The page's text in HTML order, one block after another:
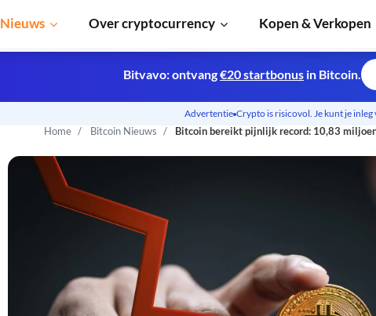
Nieuws Over cryptocurrency Kopen & Verkopen
Home Bitcoin Nieuws Bitcoin bereikt pijnlijk record: 10,83
Bitvavo: ontvang€20 startbonus in Bitcoin.
Advertentie Crypto is risicovol. Je kunt je inleg